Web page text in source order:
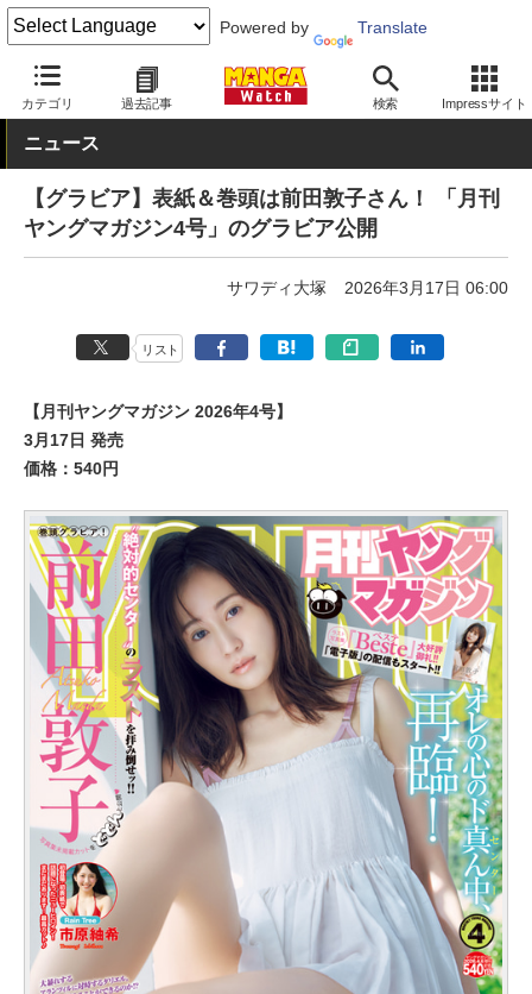
Powered by Translate
カテゴリ 過去記事 検索 Impressサイト
MANGA Watch 雑誌 月刊ヤングマガジン
ニュース
【グラビア】表紙＆巻頭は前田敦子さん！ 「月刊
ヤングマガジン4号」のグラビア公開
サワディ大塚 2026年3月17日 06:00
リスト
【月刊ヤングマガジン 2026年4号】
3月17日 発売
価格：540円